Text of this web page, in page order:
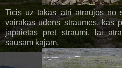
Ticis uz takas ātri atraujos no
vairākas ūdens straumes, kas
jāpaietas pret straumi, lai
sausām kājām.